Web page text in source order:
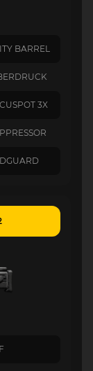
BARREL
3X